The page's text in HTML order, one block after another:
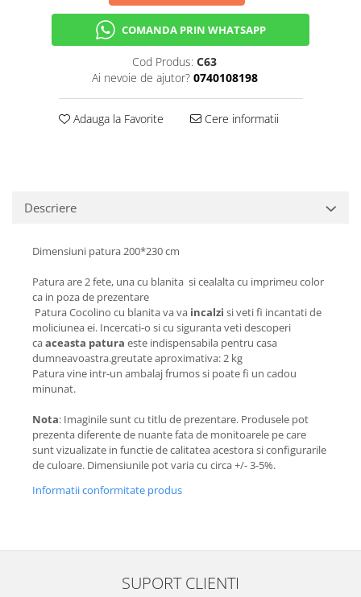
COMANDA PRIN WHATSAPP
Cod Produs: C63
Ai nevoie de ajutor? 0740108198
Adauga la Favorite Cere informatii
Descriere
Dimensiuni patura 200*230 cm
Patura are 2 fete, una cu blanita si cealalta cu imprimeu color
ca in poza de prezentare
Patura Cocolino cu blanita va va incalzi si veti fi incantati de
moliciunea ei. Incercati-o si cu siguranta veti descoperi
caaceasta patura este indispensabila pentru casa
dumneavoastra.greutate aproximativa: 2 kg
Patura vine intr-un ambalaj frumos si poate fi un cadou
minunat.
Nota: Imaginile sunt cu titlu de prezentare. Produsele pot
prezenta diferente de nuante fata de monitoarele pe care
sunt vizualizate in functie de calitatea acestora si configurarile
de culoare. Dimensiunile pot varia cu circa +/- 3-5%.
Informatii conformitate produs
SUPORT CLIENTI